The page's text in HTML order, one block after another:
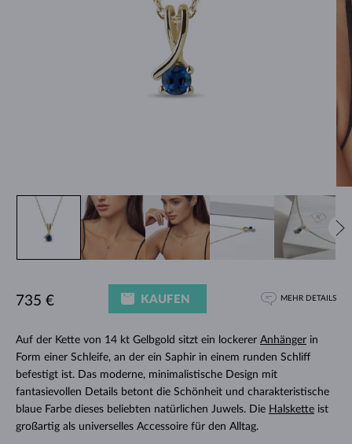
Auf der Kette von 14 kt Gelbgold sitzt ein lockerer Anhängerin
Form einer Schleife, an der ein Saphir in einem runden Schliff
befestigt ist. Das moderne, minimalistische Design mit
fantasievollen Details betont die Schönheit und charakteristische
blaue Farbe dieses beliebten natürlichen Juwels. Die Halsketteist
großartig als universelles Accessoire für den Alltag.
735 € KAUFEN MEHR DETAILS